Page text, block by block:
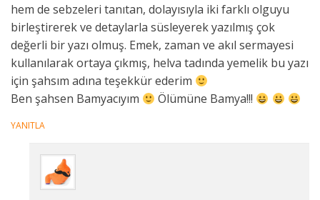
hem de sebzeleri tanıtan, dolayısıyla iki farklı olguyu
birleştirerek ve detaylarla süsleyerek yazılmış çok
değerli bir yazı olmuş. Emek, zaman ve akıl sermayesi
kullanılarak ortaya çıkmış, helva tadında yemelik bu yazı
için şahsım adına teşekkür ederim
Ben şahsen Bamyacıyım
Ölümüne Bamya!!!
YANITLA